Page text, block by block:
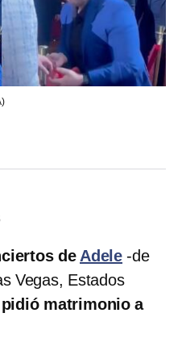
de Adele -de
Vegas, Estados
pidió matrimonio a